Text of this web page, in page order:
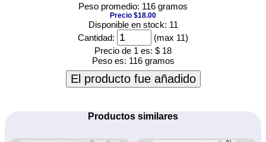
Peso promedio: 116 gramos
Precio $18.00
Disponible en stock: 11
Cantidad:
(max 11)
Precio de 1 es: $ 18
Peso es: 116 gramos
El producto fue añadido
Productos similares